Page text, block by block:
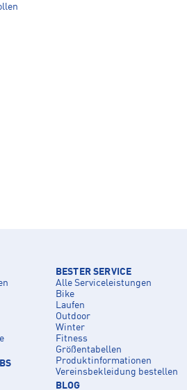
BESTER SERVICE
Alle Serviceleistungen
Bike
Laufen
Outdoor
Winter
Fitness
Größentabellen
Produktinformationen
Vereinsbekleidung bestellen
BLOG